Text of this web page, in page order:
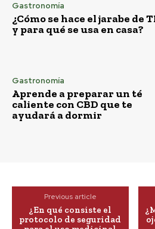
Gastronomía
¿Cómo se hace el jarabe de
y para qué se usa en casa?
Gastronomía
Aprende a preparar un té
caliente con CBD que te
ayudará a dormir
Previous article
¿En qué consiste el
protocolo de seguridad